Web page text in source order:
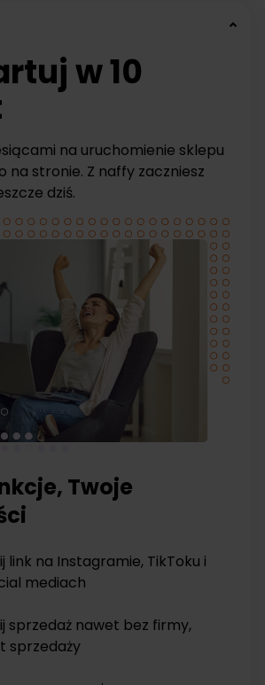
w 10
na uruchomienie sklepu
na stronie. Z naffy zaczniesz
dziś.
Twoje
link na Instagramie, TikToku i
mediach
sprzedaż nawet bez firmy,
sprzedaży